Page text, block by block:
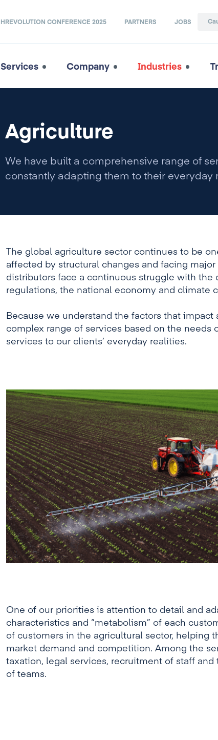
HREVOLUTION CONFERENCE 2025 PARTNERS JOBS
Services Company Industries
Agriculture
We have built a comprehensive range of
constantly adapting them to their everyday
The global agriculture sector continues to be
affected by structural changes and facing
distributors face a continuous struggle with the
regulations, the national economy and climate
Because we understand the factors that
complex range of services based on the needs
services to our clients’ everyday realities.
One of our priorities is attention to detail and
characteristics and “metabolism” of each
of customers in the agricultural sector, helping
market demand and competition. Among the
taxation, legal services, recruitment of staff
of teams.